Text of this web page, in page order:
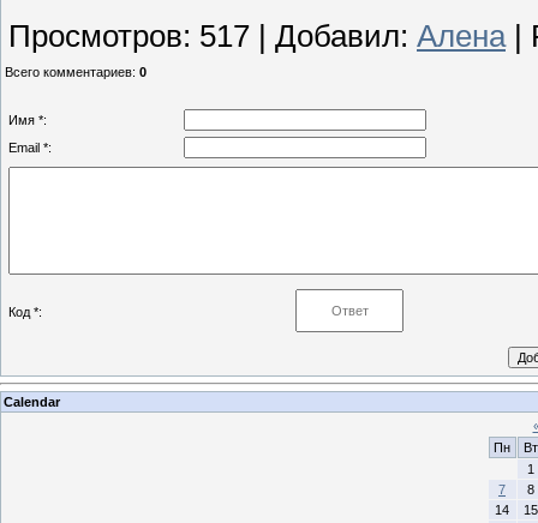
Просмотров: 517 | Добавил: Алена |
Всего комментариев: 0
Имя *:
Email *:
Код *:
Calendar
Пн
Вт
1
7
8
14
15